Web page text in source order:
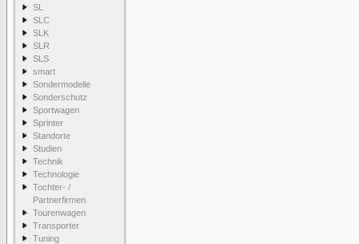
SL
SLC
SLK
SLR
SLS
smart
Sondermodelle
Sonderschutz
Sportwagen
Sprinter
Standorte
Studien
Technik
Technologie
Tochter- /
Partnerfirmen
Tourenwagen
Transporter
Tuning